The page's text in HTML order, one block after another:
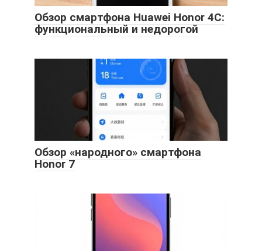
Обзор смартфона Huawei Honor 4C:
функциональный и недорогой
Обзор «народного» смартфона
Honor 7